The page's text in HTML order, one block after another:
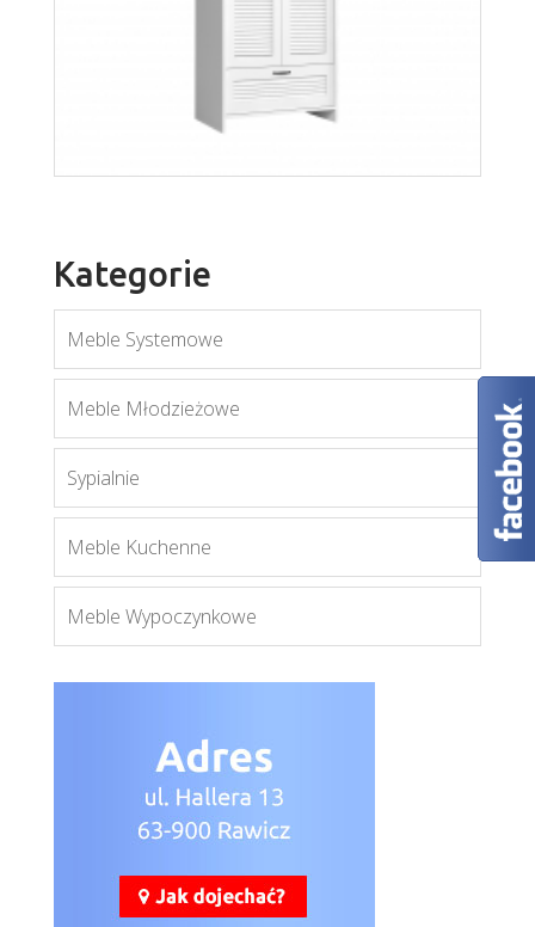
Kategorie
Meble Systemowe
Meble Młodzieżowe
Sypialnie
Meble Kuchenne
Meble Wypoczynkowe